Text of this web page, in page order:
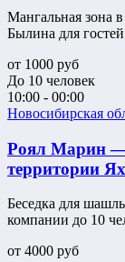
Мангальная зона
Былина для
от 1000 руб
До 10 человек
10:00 - 00:00
Новосибирская
Роял Марин —
территории
Беседка для
компании до 10
от 4000 руб